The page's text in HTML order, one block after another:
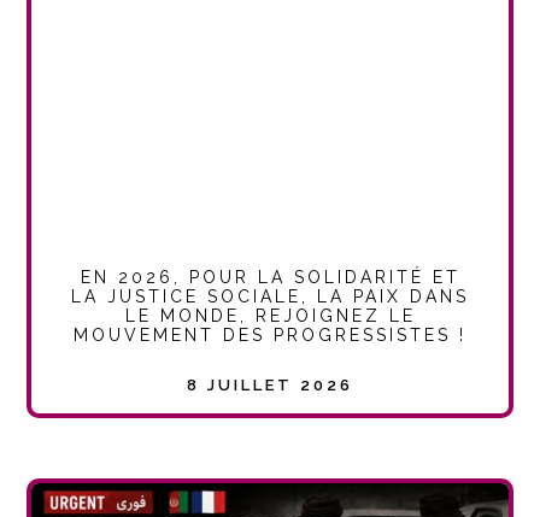
EN 2026, POUR LA SOLIDARITÉ ET
LA JUSTICE SOCIALE, LA PAIX DANS
LE MONDE, REJOIGNEZ LE
MOUVEMENT DES PROGRESSISTES !
8 JUILLET 2026